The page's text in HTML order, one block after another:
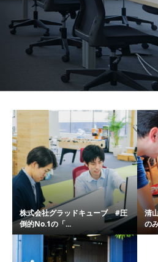
株式会社グラッドキューブ #圧
倒的No.1の「...
清
の